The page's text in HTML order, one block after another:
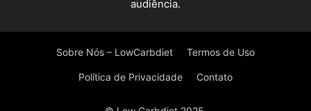
audiência.
Sobre Nós – LowCarbdiet Termos de Uso
Política de Privacidade Contato